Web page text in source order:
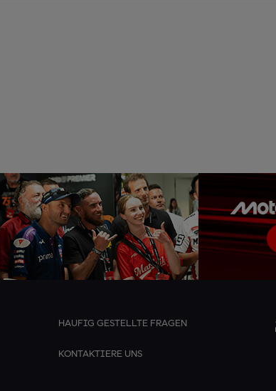
HAUFIG GESTELLTE FRAGEN
KONTAKTIERE UNS